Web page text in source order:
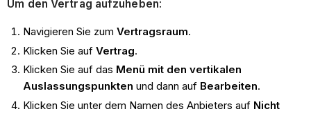
Um den Vertrag aufzuheben:
Navigieren Sie zum Vertragsraum.
Klicken Sie auf Vertrag.
Klicken Sie auf das Menü mit den vertikalen
Auslassungspunkten und dann auf Bearbeiten.
Klicken Sie unter dem Namen des Anbieters auf Nicht